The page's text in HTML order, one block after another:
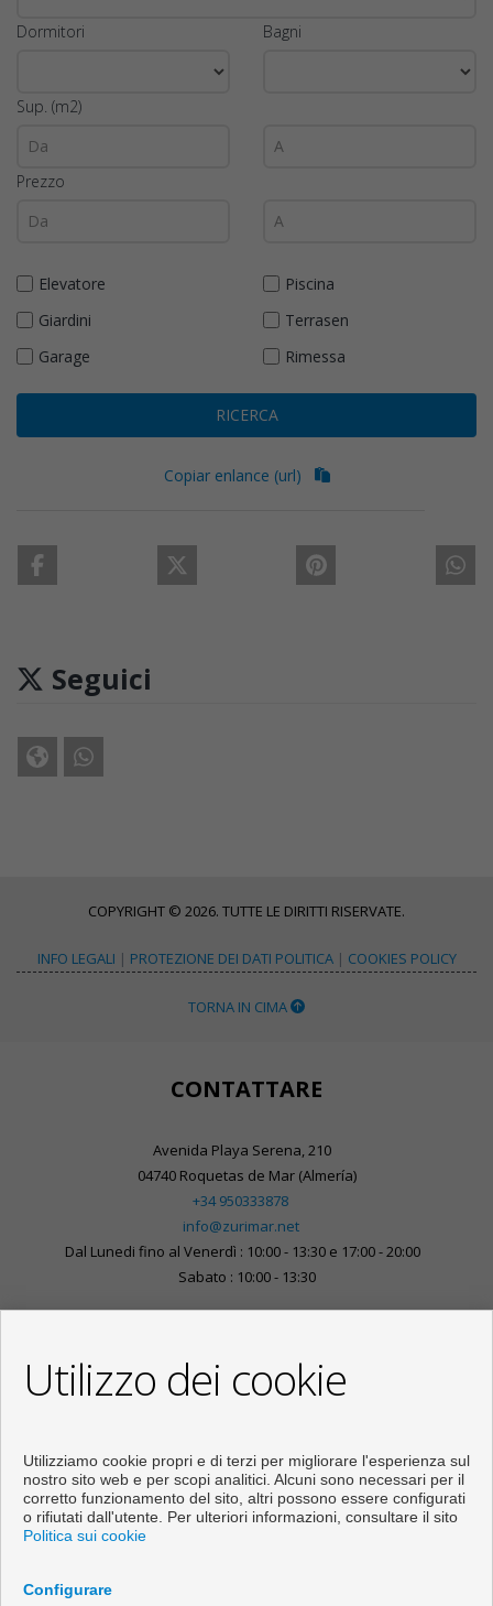
Dormitori Bagni
Sup. (m2)
Prezzo
Elevatore
Piscina
Giardini
Terrasen
Garage
Rimessa
RICERCA
Copiar enlance (url)
Seguici
COPYRIGHT © 2026. TUTTE LE DIRITTI RISERVATE.
INFO LEGALI | PROTEZIONE DEI DATI POLITICA| COOKIES POLICY
TORNA IN CIMA
CONTATTARE
Avenida Playa Serena, 210
04740 Roquetas de Mar (Almería)
+34 950333878
info@zurimar.net
Dal Lunedi fino al Venerdì : 10:00 - 13:30 e 17:00 - 20:00
Sabato : 10:00 - 13:30
Utilizzo dei cookie
Utilizziamo cookie propri e di terzi per migliorare l'esperienza sul
nostro sito web e per scopi analitici. Alcuni sono necessari per il
corretto funzionamento del sito, altri possono essere configurati
o rifiutati dall'utente. Per ulteriori informazioni, consultare il sito
Politica sui cookie
Configurare